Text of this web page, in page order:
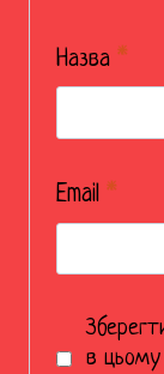
Назва *
Email *
в цьому